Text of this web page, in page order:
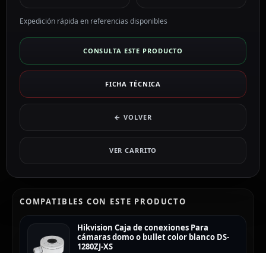
Expedición rápida en referencias disponibles
CONSULTA ESTE PRODUCTO
FICHA TÉCNICA
← VOLVER
VER CARRITO
COMPATIBLES CON ESTE PRODUCTO
Hikvision Caja de conexiones Para
cámaras domo o bullet color blanco DS-
1280ZJ-XS